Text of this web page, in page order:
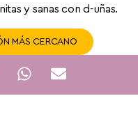
y sanas con d-uñas.
MÁS CERCANO